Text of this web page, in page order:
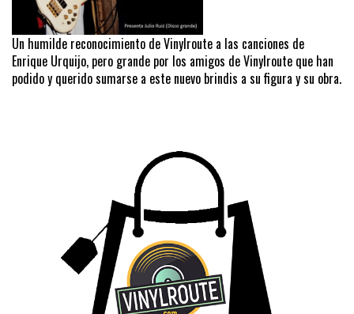
Un humilde reconocimiento de Vinylroute a las canciones de
Enrique Urquijo, pero grande por los amigos de Vinylroute que han
podido y querido sumarse a este nuevo brindis a su figura y su obra.